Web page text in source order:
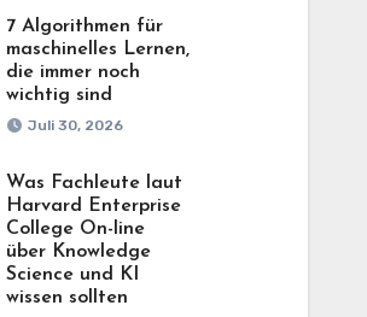
7 Algorithmen für
maschinelles Lernen,
die immer noch
wichtig sind
Juli 30, 2026
Was Fachleute laut
Harvard Enterprise
College On-line
über Knowledge
Science und KI
wissen sollten